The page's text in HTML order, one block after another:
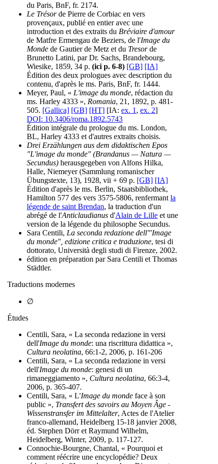
du Paris, BnF, fr. 2174.
Le Trésorde Pierre de Corbiac en vers
provençaux, publié en entier avec une
introduction et des extraits du Bréviaire d'amour
de Matfre Ermengau de Beziers, de l'Image du
Monde de Gautier de Metz et du Tresorde
Brunetto Latini, par Dr. Sachs, Brandebourg,
Wiesike, 1859, 34 p. (ici p. 6-8) [GB] [IA]
Édition des deux prologues avec description du
contenu, d'après le ms. Paris, BnF, fr. 1444.
Meyer, Paul, « L'image du monde, rédaction du
ms. Harley 4333 », Romania, 21, 1892, p. 481-
505. [Gallica] [GB] [HT] [IA: ex. 1 , ex. 2]
DOI: 10.3406/roma.1892.5743
Édition intégrale du prologue du ms. London,
BL, Harley 4333 et d'autres extraits choisis.
Drei Erzählungen aus dem didaktischen Epos
"L'image du monde" (Brandanus — Natura —
Secundus) herausgegeben von Alfons Hilka,
Halle, Niemeyer (Sammlung romanischer
Übungstexte, 13), 1928, vii + 69 p. [GB] [IA]
Édition d'après le ms. Berlin, Staatsbibliothek,
Hamilton 577 des vers 3575-5806, renfermant la
légende de saint Brendan, la traduction d'un
abrégé de l'Anticlaudianus d'Alain de Lille et une
version de la légende du philosophe Secundus.
Sara Centili, La seconda redazione dell'"Image
du monde", edizione critica e traduzione, tesi di
dottorato, Università degli studi di Firenze, 2002.
édition en préparation par Sara Centili et Thomas
Städtler.
Traductions modernes
∅
Études
Centili, Sara, « La seconda redazione in versi
dell'Image du monde: una riscrittura didattica »,
Cultura neolatina, 66:1-2, 2006, p. 161-206
Centili, Sara, « La seconda redazione in versi
dell'Image du monde: genesi di un
rimaneggiamento », Cultura neolatina, 66:3-4,
2006, p. 365-407.
Centili, Sara, « L'Image du monde face à son
public », Transfert des savoirs au Moyen Âge -
Wissenstransfer im Mittelalter, Actes de l'Atelier
franco-allemand, Heidelberg 15-18 janvier 2008,
éd. Stephen Dörr et Raymund Wilhelm,
Heidelberg, Winter, 2009, p. 117-127.
Connochie-Bourgne, Chantal, « Pourquoi et
comment réécrire une encyclopédie? Deux